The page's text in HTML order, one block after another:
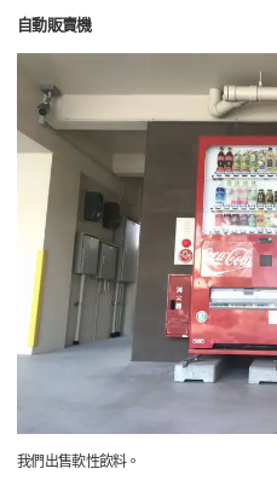
自動販賣機
我們出售軟性飲料。